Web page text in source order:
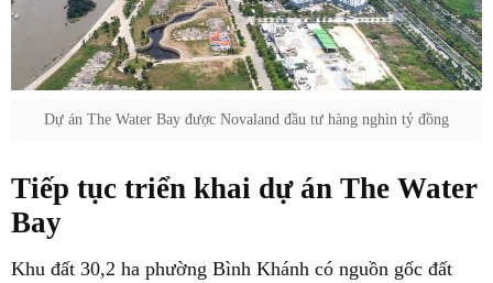
Dự án The Water Bay được Novaland đầu tư hàng nghìn tỷ đồng
Tiếp tục triển khai dự án The Water
Bay
Khu đất 30,2 ha phường Bình Khánh có nguồn gốc đất